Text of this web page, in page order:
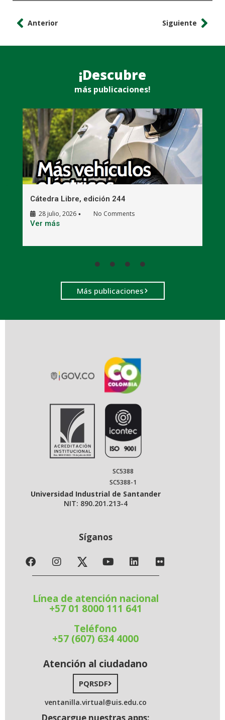
Anterior Siguiente
¡Descubre
más publicaciones!
Cátedra Libre, edición 244
28 julio, 2026 • No Comments
Ver más
Más publicaciones